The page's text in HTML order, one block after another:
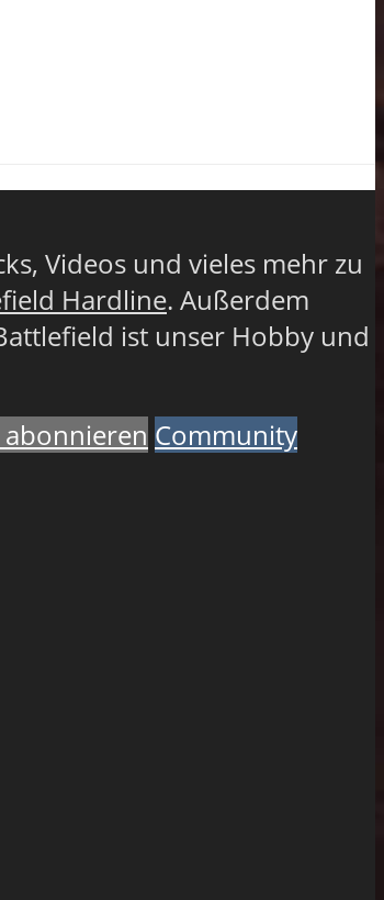
Videos und vieles mehr zu
Hardline. Außerdem
ist unser Hobby und
Community